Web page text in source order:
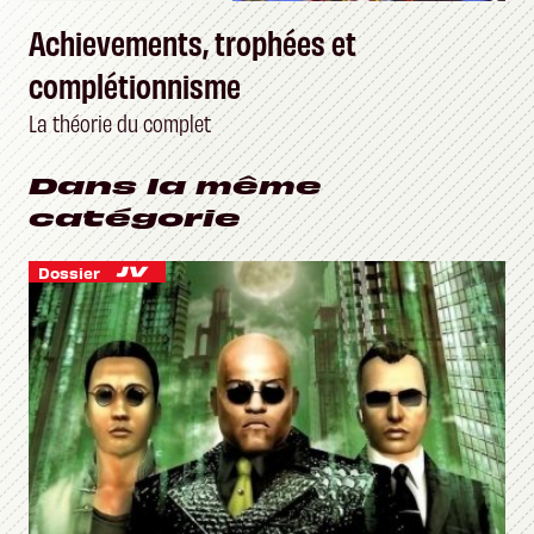
Achievements, trophées et
complétionnisme
La théorie du complet
Dans la même
catégorie
Dossier